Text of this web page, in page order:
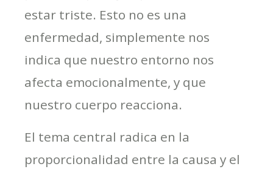
estar triste. Esto no es una
enfermedad, simplemente nos
indica que nuestro entorno nos
afecta emocionalmente, y que
nuestro cuerpo reacciona.
El tema central radica en la
proporcionalidad entre la causa y el